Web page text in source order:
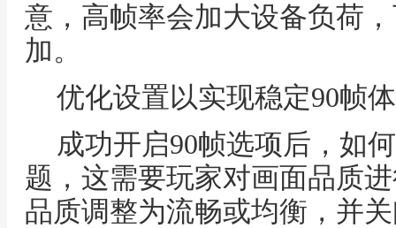
意，高帧率会加大设备负荷
加。
优化设置以实现稳定90帧
成功开启90帧选项后，如
题，这需要玩家对画面品质
品质调整为流畅或均衡，并